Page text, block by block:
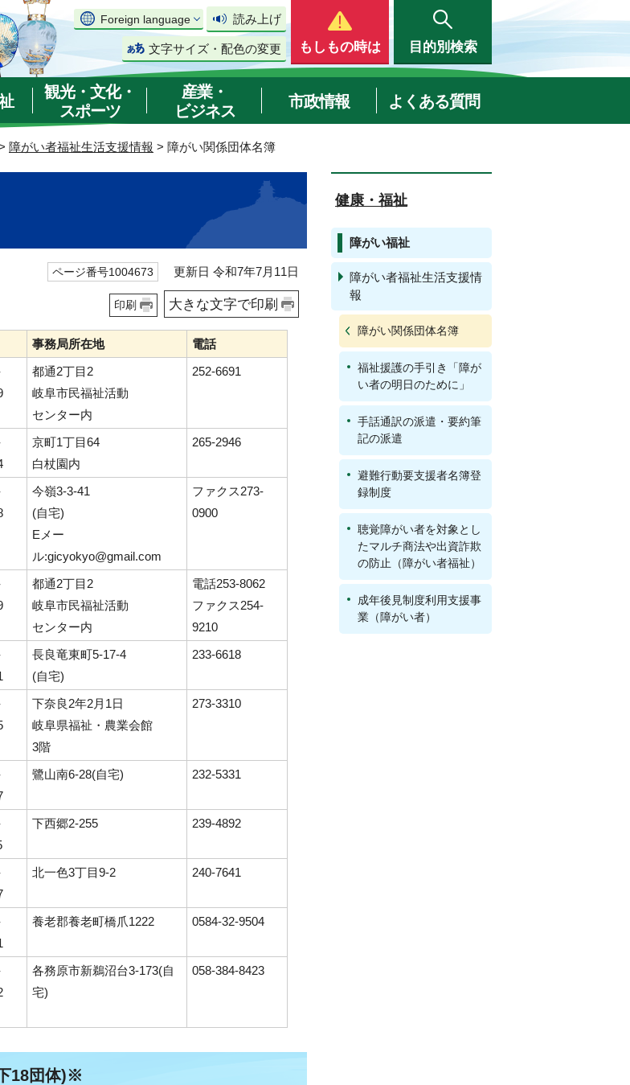
Foreign language 読み上げ
文字サイズ・配色の変更 もしもの時は 目的別検索
観光・文化・
スポーツ
産業・
ビジネス
市政情報 よくある質問
障がい者福祉生活支援情報 > 障がい関係団体名簿
ページ番号1004673 更新日 令和7年7月11日
印刷 大きな文字で印刷
事務局所在地
電話
都通2丁目2
岐阜市民福祉活動
センター内
252-6691
京町1丁目64
白杖園内
265-2946
今嶺3-3-41
(自宅)
Eメー
ル:gicyokyo@gmail.com
ファクス273-
0900
都通2丁目2
岐阜市民福祉活動
センター内
電話253-8062
ファクス254-
9210
長良竜東町5-17-4
(自宅)
233-6618
下奈良2年2月1日
岐阜県福祉・農業会館
3階
273-3310
鷺山南6-28(自宅) 232-5331
下西郷2-255 239-4892
北一色3丁目9-2 240-7641
養老郡養老町橋爪1222 0584‐32‐9504
各務原市新鵜沼台3-173(自
宅)
058‐384‐8423
18団体)※
健康・福祉
障がい福祉
障がい者福祉生活支援情
報
障がい関係団体名簿
福祉援護の手引き「障が
い者の明日のために」
手話通訳の派遣・要約筆
記の派遣
避難行動要支援者名簿登
録制度
聴覚障がい者を対象とし
たマルチ商法や出資詐欺
の防止（障がい者福祉）
成年後見制度利用支援事
業（障がい者）